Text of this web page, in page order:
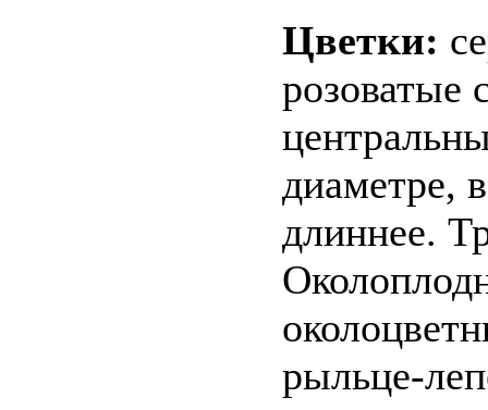
Цветки:
розоватые
диаметре,
длиннее.
рыльце-